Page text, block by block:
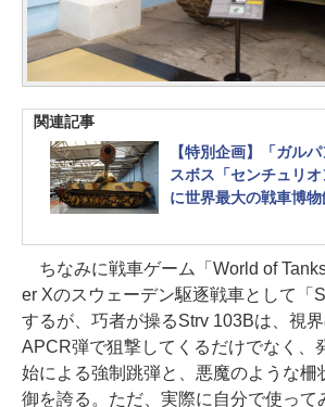
関連記事
【特別企画】「ガル
スボス「センチュリ
に世界最大の戦車博
ちなみに戦車ゲーム「World of
er Xのスウェーデン駆逐戦車として「
するが、巧者が操るStrv 103Bは、視
APCR弾で狙撃してくるだけでなく、
始による強制跳弾と、悪魔のような柵
御を誇る。ただ、実際に自分で使って